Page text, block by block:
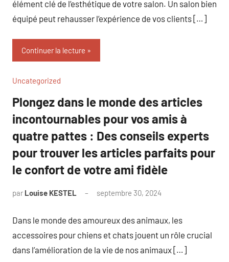
élément clé de l’esthétique de votre salon. Un salon bien
équipé peut rehausser l’expérience de vos clients […]
Continuer la lecture
Uncategorized
Plongez dans le monde des articles
incontournables pour vos amis à
quatre pattes : Des conseils experts
pour trouver les articles parfaits pour
le confort de votre ami fidèle
par Louise KESTEL septembre 30, 2024
Dans le monde des amoureux des animaux, les
accessoires pour chiens et chats jouent un rôle crucial
dans l’amélioration de la vie de nos animaux […]